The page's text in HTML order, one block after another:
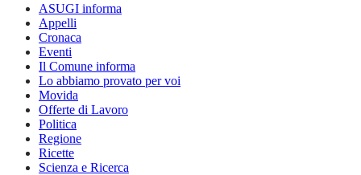
ASUGI informa
Appelli
Cronaca
Eventi
Il Comune informa
Lo abbiamo provato per voi
Movida
Offerte di Lavoro
Politica
Regione
Ricette
Scienza e Ricerca